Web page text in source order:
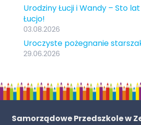
Urodziny Łucji i Wandy – Sto
Łucjo!
03.08.2026
Uroczyste pożegnanie
29.06.2026
Samorządowe Przedszkole w